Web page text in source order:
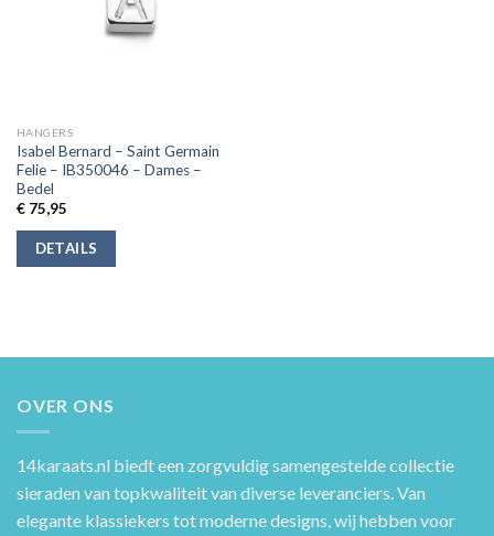
HANGERS
Isabel Bernard – Saint Germain
Felie – IB350046 – Dames –
Bedel
€75,95
DETAILS
OVER ONS
14karaats.nl biedt een zorgvuldig samengestelde collectie
sieraden van topkwaliteit van diverse leveranciers. Van
elegante klassiekers tot moderne designs, wij hebben voor